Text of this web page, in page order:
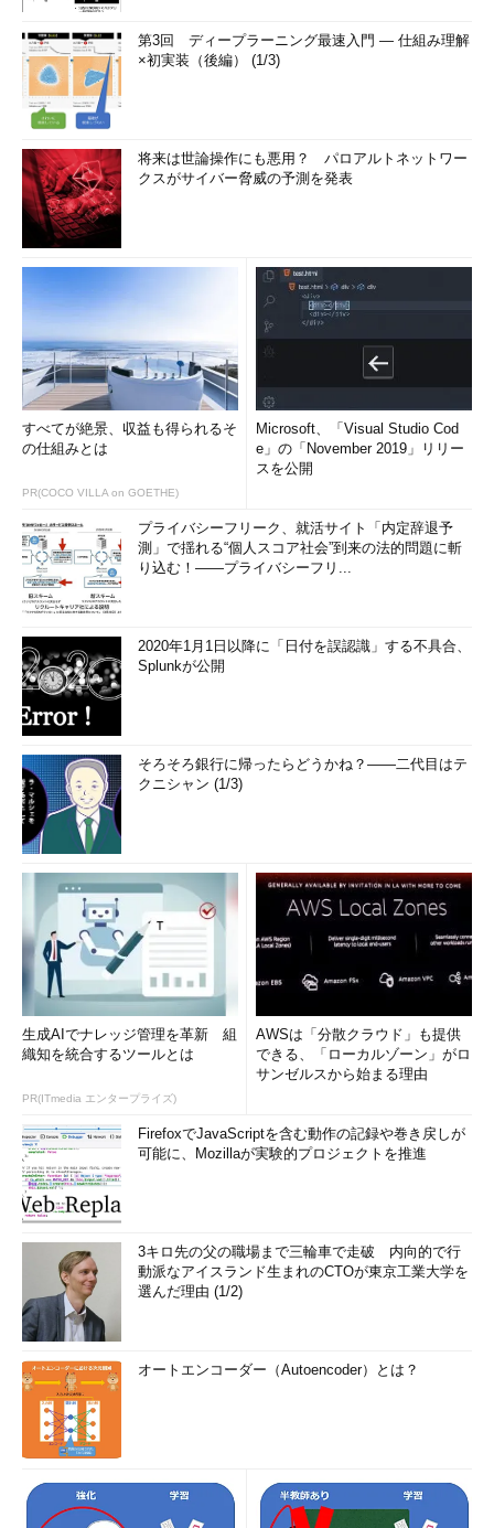
news
USERNET（NetNews）
syslog
syslogdが出力するメッセージ
user
ユーザープロセスが生成するメッセージ（デフォルト）
local0
拡張用のfacility。local0からlocal7までが予約されている
*
すべてのfacility
表2 syslogのfacility
ンラインマニュアル（syslog（3））で確認すること。例えば、Solarisの場合、
authprivがないので注意が必要だ。
priority（重要度）
priorityの代表的な値は、表3のとおりとなる。上にいくほど緊急
が高い場合に限り、ログメッセージが出力される。
値 意味
emerg
緊急事態。通常、すべてのユーザーに一斉通知される
alert
システムの破壊など、緊急に対処すべき状態
crit
ハードウェアのデバイスエラーなど、危険な状態
warning
警告レベルの場合
notice
エラーではないが、対処した方がよい状態
info
通常のメッセージ
*
すべてのpriority
none
指定したfacilityを除外（例：mailのfacilityを除外する場合は、
mail.noneを指定）
表3 syslogのpriority
設定する値は、UNIXシステムによって異なる場合があるので、詳細は、オ
ンラインマニュアル（syslog（3））で確認すること。
ログの出力先
syslog.confの右辺では、facilityとpriorityで定義したログの内容
を、どこに出力するかを定義する。出力先は表4のとおりとな
る。
出力先 意味
ファイル
指定ファイルに保存
/dev/console
コンソール画面に表示
ユーザー
*
| プログラム
名
ログメッセージを指定したプログラムに渡
す
@ログサーバ
表4 syslogの出力先
設定内容を反映させる
/etc/syslog.confに設定した内容を反映させるには、syslogdに
HUP（ハングアップ）シグナルを送り込めばよい（kill -HUP
syslogdのプロセスID）。
第3回 ディープラーニング最速入門 ― 仕組み理解
×初実装（後編） (1/3)
将来は世論操作にも悪用？ パロアルトネットワー
クスがサイバー脅威の予測を発表
すべてが絶景、収益も得られるそ
の仕組みとは
PR(COCO VILLA on GOETHE)
Microsoft、「Visual Studio Cod
e」の「November 2019」リリー
スを公開
プライバシーフリーク、就活サイト「内定辞退予
測」で揺れる“個人スコア社会”到来の法的問題に斬
り込む！――プライバシーフリ...
2020年1月1日以降に「日付を誤認識」する不具合、
Splunkが公開
そろそろ銀行に帰ったらどうかね？――二代目はテ
クニシャン (1/3)
生成AIでナレッジ管理を革新 組
織知を統合するツールとは
PR(ITmedia エンタープライズ)
AWSは「分散クラウド」も提供
できる、「ローカルゾーン」がロ
サンゼルスから始まる理由
FirefoxでJavaScriptを含む動作の記録や巻き戻しが
可能に、Mozillaが実験的プロジェクトを推進
3キロ先の父の職場まで三輪車で走破 内向的で行
動派なアイスランド生まれのCTOが東京工業大学を
選んだ理由 (1/2)
オートエンコーダー（Autoencoder）とは？